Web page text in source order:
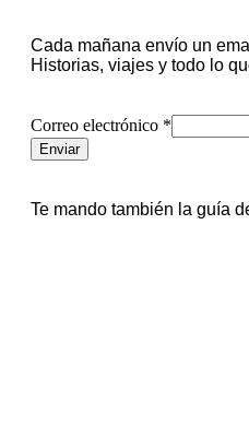
Cada mañana envío un
Historias, viajes y todo lo
electrónico
Correo
Correo electrónico *
Enviar
Te mando también la guía